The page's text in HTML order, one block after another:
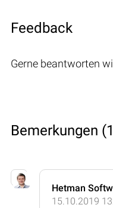
Feedback
Gerne beantworten
Bemerkungen
Hetman
15.10.2019